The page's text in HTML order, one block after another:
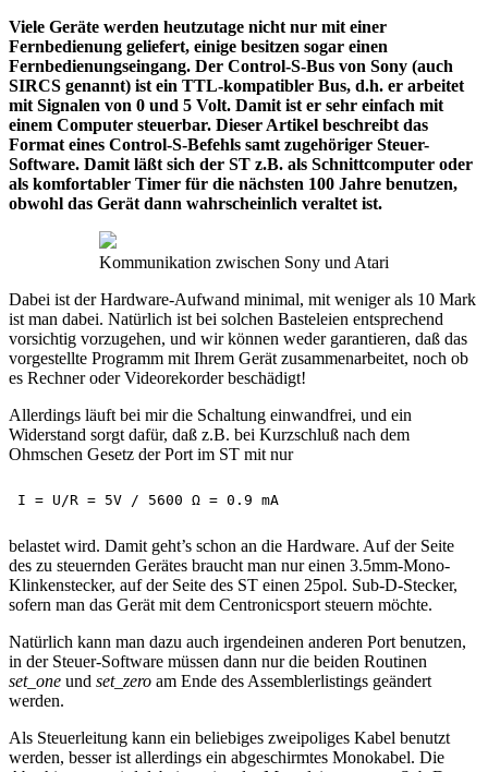
Viele Geräte werden heutzutage nicht nur mit einer
Fernbedienung geliefert, einige besitzen sogar einen
Fernbedienungseingang. Der Control-S-Bus von Sony (auch
SIRCS genannt) ist ein TTL-kompatibler Bus, d.h. er arbeitet
mit Signalen von 0 und 5 Volt. Damit ist er sehr einfach mit
einem Computer steuerbar. Dieser Artikel beschreibt das
Format eines Control-S-Befehls samt zugehöriger Steuer-
Software. Damit läßt sich der ST z.B. als Schnittcomputer oder
als komfortabler Timer für die nächsten 100 Jahre benutzen,
obwohl das Gerät dann wahrscheinlich veraltet ist.
Kommunikation zwischen Sony und Atari
Dabei ist der Hardware-Aufwand minimal, mit weniger als 10 Mark
ist man dabei. Natürlich ist bei solchen Basteleien entsprechend
vorsichtig vorzugehen, und wir können weder garantieren, daß das
vorgestellte Programm mit Ihrem Gerät zusammenarbeitet, noch ob
es Rechner oder Videorekorder beschädigt!
Allerdings läuft bei mir die Schaltung einwandfrei, und ein
Widerstand sorgt dafür, daß z.B. bei Kurzschluß nach dem
Ohmschen Gesetz der Port im ST mit nur
belastet wird. Damit geht’s schon an die Hardware. Auf der Seite
des zu steuernden Gerätes braucht man nur einen 3.5mm-Mono-
Klinkenstecker, auf der Seite des ST einen 25pol. Sub-D-Stecker,
sofern man das Gerät mit dem Centronicsport steuern möchte.
Natürlich kann man dazu auch irgendeinen anderen Port benutzen,
in der Steuer-Software müssen dann nur die beiden Routinen
set_one und set_zero am Ende des Assemblerlistings geändert
werden.
Als Steuerleitung kann ein beliebiges zweipoliges Kabel benutzt
werden, besser ist allerdings ein abgeschirmtes Monokabel. Die